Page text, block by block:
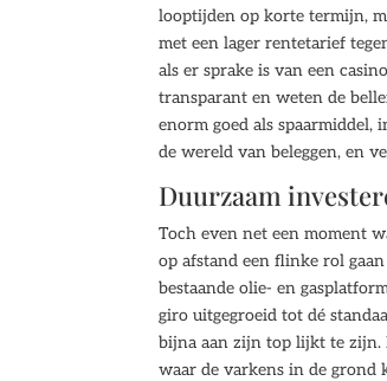
looptijden op korte termijn,
met een lager rentetarief
als er sprake is van een
transparant en weten de
enorm goed als
de wereld van beleggen, en
Duurzaam
Toch even net een moment
op afstand een flinke rol
bestaande olie- en
giro uitgegroeid tot dé
bijna aan zijn top lijkt te zijn.
waar de varkens in de grond